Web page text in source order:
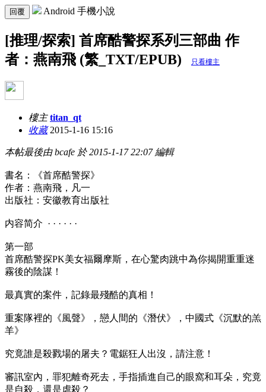
回覆 Android 手機小說
[推理/探索] 首席酷警探系列三部曲 作
者：燕南飛 (繁_TXT/EPUB)
只看樓主
樓主 titan_qt
收藏2015-1-16 15:16
本帖最後由 bcafe 於 2015-1-17 22:07 編輯
書名：《首席酷警探》
作者：燕南飛，凡一
出版社：安徽教育出版社
内容简介 · · · · · ·
第一部
首席酷警探PK美女福爾摩斯，在心驚肉跳中為你揭開重重迷
霧後的陰謀！
最真實的案件，記錄最殘酷的真相！
重案隊裡的《風聲》，戀人間的《潛伏》，中國式《沉默的羔
羊》
究竟誰是殺戮場的屠夫？電鋸狂人出沒，請注意！
審訊室內，罪犯離奇死去，手指插進自己的眼窩和耳朵，究竟
是自殺，還是虐殺？